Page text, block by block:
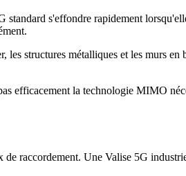
s'effondre rapidement
structures métalliques et les murs
efficacement la technologie MIMO
raccordement. Une Valise 5G